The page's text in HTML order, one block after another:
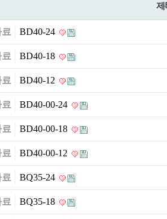
제
BD40-24
BD40-18
BD40-12
BD40-00-24
BD40-00-18
BD40-00-12
BQ35-24
BQ35-18